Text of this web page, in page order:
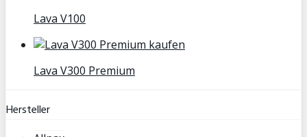
Lava V100
Lava V300 Premium
Hersteller